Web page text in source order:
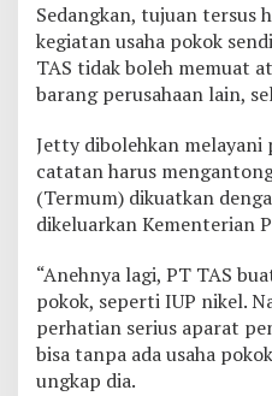
Sedangkan, tujuan tersus
kegiatan usaha pokok
TAS tidak boleh memuat
barang perusahaan lain,
Jetty dibolehkan melayani
catatan harus
(Termum) dikuatkan
dikeluarkan Kementerian
“Anehnya lagi, PT TAS
pokok, seperti IUP nikel.
perhatian serius aparat
bisa tanpa ada usaha
ungkap dia.